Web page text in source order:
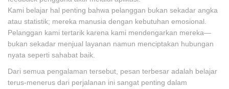
Kami belajar hal penting bahwa pelanggan bukan sekadar angka
atau statistik; mereka manusia dengan kebutuhan emosional.
Pelanggan kami tertarik karena kami mendengarkan mereka—
bukan sekadar menjual layanan namun menciptakan hubungan
nyata seperti sahabat baik.
Dari semua pengalaman tersebut, pesan terbesar adalah belajar
terus-menerus dari perjalanan ini sangat penting dalam